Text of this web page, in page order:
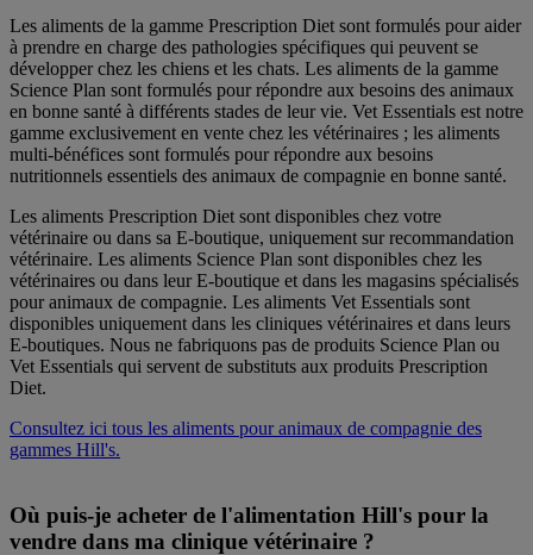
Les aliments de la gamme Prescription Diet sont formulés pour aider
à prendre en charge des pathologies spécifiques qui peuvent se
développer chez les chiens et les chats. Les aliments de la gamme
Science Plan sont formulés pour répondre aux besoins des animaux
en bonne santé à différents stades de leur vie. Vet Essentials est notre
gamme exclusivement en vente chez les vétérinaires ; les aliments
multi-bénéfices sont formulés pour répondre aux besoins
nutritionnels essentiels des animaux de compagnie en bonne santé.
Les aliments Prescription Diet sont disponibles chez votre
vétérinaire ou dans sa E-boutique, uniquement sur recommandation
vétérinaire. Les aliments Science Plan sont disponibles chez les
vétérinaires ou dans leur E-boutique et dans les magasins spécialisés
pour animaux de compagnie. Les aliments Vet Essentials sont
disponibles uniquement dans les cliniques vétérinaires et dans leurs
E-boutiques. Nous ne fabriquons pas de produits Science Plan ou
Vet Essentials qui servent de substituts aux produits Prescription
Diet.
Consultez ici tous les aliments pour animaux de compagnie des
gammes Hill's.
Où puis-je acheter de l'alimentation Hill's pour la
vendre dans ma clinique vétérinaire ?